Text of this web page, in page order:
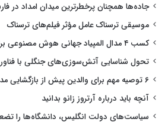
جاده‌ها همچنان پرخطرترین میدان امداد در
موسیقی ترسناک عامل مؤثر فیلم‌های ترسناک
کسب ۴ مدال المپیاد جهانی هوش مصنوعی برای ایران
تحول شناسایی آتش‌سوزی‌های جنگلی با
۶ توصیه مهم برای والدین پیش از بازگشایی مدارس
آنچه باید درباره آرتروز زانو بدانید
سیاست‌های دولت انگلیس، دانشگاه‌ها را